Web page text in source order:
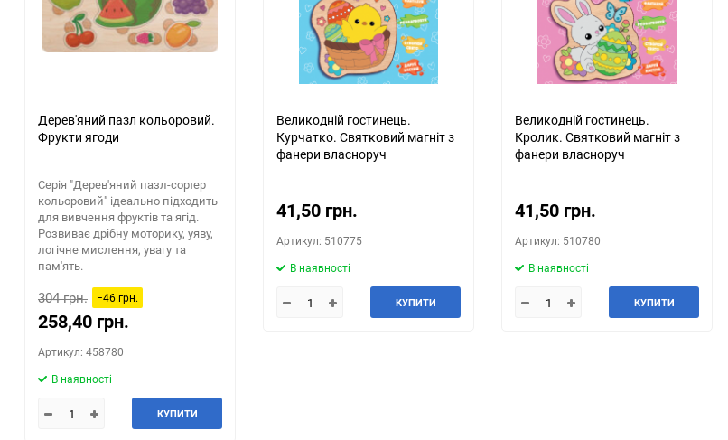
Дерев'яний пазл кольоровий.
Фрукти ягоди
Серія "Дерев'яний пазл-сортер
кольоровий" ідеально підходить
для вивчення фруктів та ягід.
Розвиває дрібну моторику, уяву,
логічне мислення, увагу та
пам'ять.
304 грн. −46 грн.
258,40 грн.
Артикул: 458780
В наявності
КУПИТИ
Великодній гостинець.
Курчатко. Святковий магніт з
фанери власноруч
41,50 грн.
Артикул: 510775
В наявності
КУПИТИ
Великодній гостинець.
Кролик. Святковий магніт з
фанери власноруч
41,50 грн.
Артикул: 510780
В наявності
КУПИТИ